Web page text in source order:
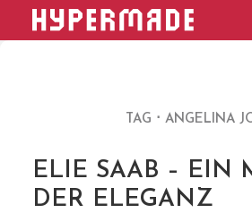
HYPERMADE
TAG ANGELINA
ELIE SAAB – EIN
DER ELEGANZ